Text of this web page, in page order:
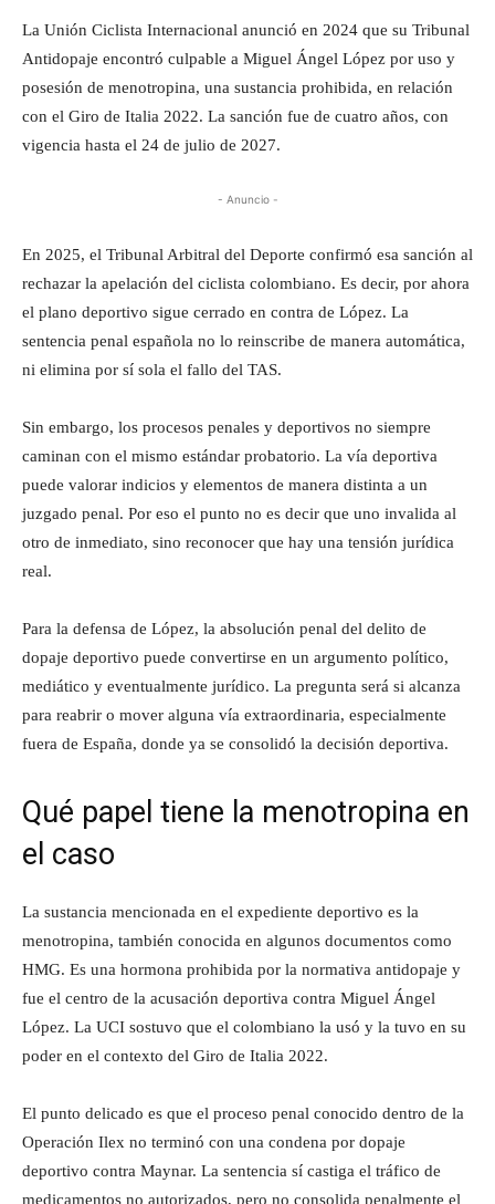
La Unión Ciclista Internacional anunció en 2024 que su Tribunal
Antidopaje encontró culpable a Miguel Ángel López por uso y
posesión de menotropina, una sustancia prohibida, en relación
con el Giro de Italia 2022. La sanción fue de cuatro años, con
vigencia hasta el 24 de julio de 2027.
- Anuncio -
En 2025, el Tribunal Arbitral del Deporte confirmó esa sanción al
rechazar la apelación del ciclista colombiano. Es decir, por ahora
el plano deportivo sigue cerrado en contra de López. La
sentencia penal española no lo reinscribe de manera automática,
ni elimina por sí sola el fallo del TAS.
Sin embargo, los procesos penales y deportivos no siempre
caminan con el mismo estándar probatorio. La vía deportiva
puede valorar indicios y elementos de manera distinta a un
juzgado penal. Por eso el punto no es decir que uno invalida al
otro de inmediato, sino reconocer que hay una tensión jurídica
real.
Para la defensa de López, la absolución penal del delito de
dopaje deportivo puede convertirse en un argumento político,
mediático y eventualmente jurídico. La pregunta será si alcanza
para reabrir o mover alguna vía extraordinaria, especialmente
fuera de España, donde ya se consolidó la decisión deportiva.
Qué papel tiene la menotropina en
el caso
La sustancia mencionada en el expediente deportivo es la
menotropina, también conocida en algunos documentos como
HMG. Es una hormona prohibida por la normativa antidopaje y
fue el centro de la acusación deportiva contra Miguel Ángel
López. La UCI sostuvo que el colombiano la usó y la tuvo en su
poder en el contexto del Giro de Italia 2022.
El punto delicado es que el proceso penal conocido dentro de la
Operación Ilex no terminó con una condena por dopaje
deportivo contra Maynar. La sentencia sí castiga el tráfico de
medicamentos no autorizados, pero no consolida penalmente el